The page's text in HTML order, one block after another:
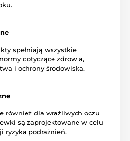
spełniają wszystkie
dotyczące zdrowia,
i ochrony środowiska.
również dla wrażliwych oczu
są zaprojektowane w celu
ryzyka podrażnień.